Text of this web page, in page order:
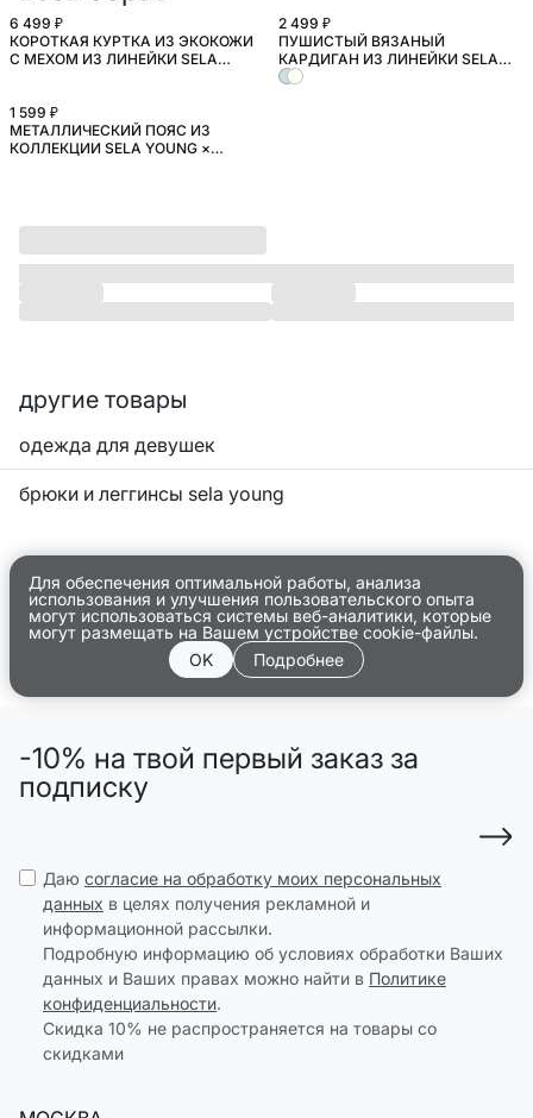
6 499 ₽
КОРОТКАЯ КУРТКА ИЗ ЭКОКОЖИ
С МЕХОМ ИЗ ЛИНЕЙКИ SELA
2 499 ₽
ПУШИСТЫЙ ВЯЗАНЫЙ
КАРДИГАН ИЗ ЛИНЕЙКИ SELA
YOUNG
1 599 ₽
МЕТАЛЛИЧЕСКИЙ ПОЯС ИЗ
КОЛЛЕКЦИИ SELA YOUNG ×
другие товары
одежда для девушек
брюки и леггинсы sela young
Для обеспечения оптимальной работы, анализа
использования и улучшения пользовательского опыта
могут использоваться системы веб-аналитики, которые
могут размещать на Вашем устройстве cookie-файлы.
OK
Подробнее
-10% на твой первый заказ за
подписку
Даю согласие на обработку моих персональных
данных в целях получения рекламной и
информационной рассылки.
Подробную информацию об условиях обработки Ваших
данных и Ваших правах можно найти в Политике
конфиденциальности.
Скидка 10% не распространяется на товары со
скидками